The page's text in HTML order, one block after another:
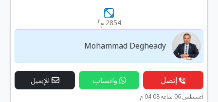
2854 م ٢
Mohammad Degheady
إتصل واتساب الإيميل
أغسطس 06 ساعه 04:08 م